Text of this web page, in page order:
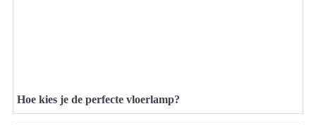
Hoe kies je de perfecte vloerlamp?